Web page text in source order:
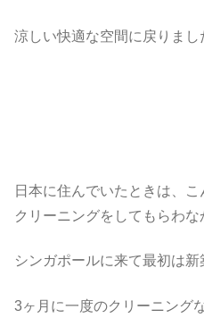
涼しい快適な空間に戻りまし
日本に住んでいたときは、
クリーニングをしてもらわな
シンガポールに来て最初は
3ヶ月に一度のクリーニング